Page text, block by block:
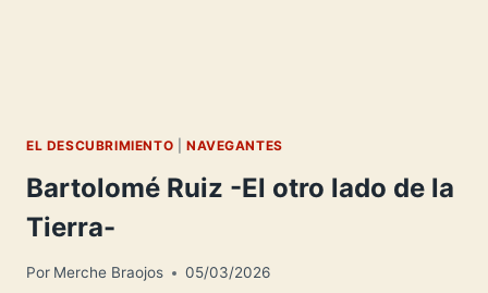
EL DESCUBRIMIENTO NAVEGANTES
Bartolomé Ruiz -El otro lado de la
Tierra-
Por Merche Braojos 05/03/2026